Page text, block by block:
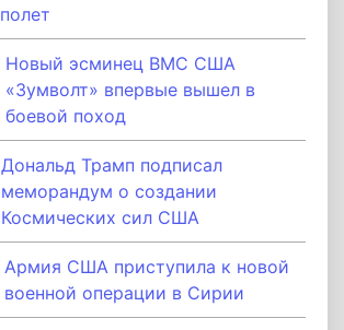
полет
Новый эсминец ВМС США
«Зумволт» впервые вышел в
боевой поход
Дональд Трамп подписал
меморандум о создании
Космических сил США
Армия США приступила к новой
военной операции в Сирии